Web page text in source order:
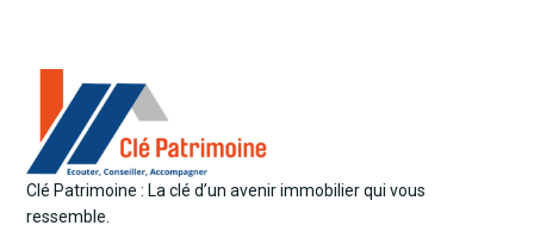
Clé Patrimoine : La clé d’un avenir immobilier qui vous
ressemble.